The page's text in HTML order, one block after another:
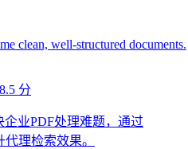
clean, well-structured documents.
8.5 分
企业PDF处理难题，通过
理检索效果。